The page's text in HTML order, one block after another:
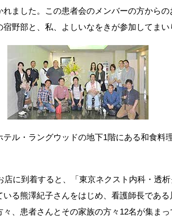
ました。この患者会のメンバーの方からの
宿野部と、私、よしいなをきが参加してまい
ル・ラングウッドの地下1階にある和食料
店に到着すると、「東京ネクスト内科・透析
いる熊澤紀子さんをはじめ、看護師長である
、患者さんとその家族の方々12名が集まっ